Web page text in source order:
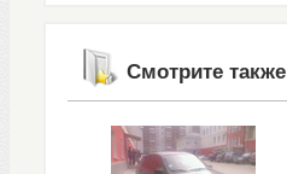
Смотрите также